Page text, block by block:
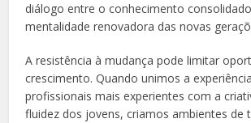
diálogo entre o conhecimento
mentalidade renovadora das novas
A resistência à mudança pode limitar
crescimento. Quando unimos a
profissionais mais experientes com a
fluidez dos jovens, criamos ambientes de